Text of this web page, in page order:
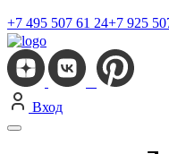
+7 495 507 61 24+7 925
Вход